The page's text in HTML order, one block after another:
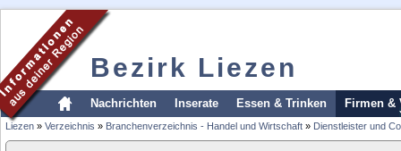
Bezirk Liezen
Nachrichten Inserate Essen & Trinken Firmen &
Liezen » Verzeichnis » Branchenverzeichnis - Handel und Wirtschaft » Dienstleister und